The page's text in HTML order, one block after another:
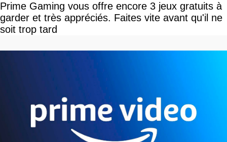
Prime Gaming vous offre encore 3 jeux gratuits à
garder et très appréciés. Faites vite avant qu'il ne
soit trop tard